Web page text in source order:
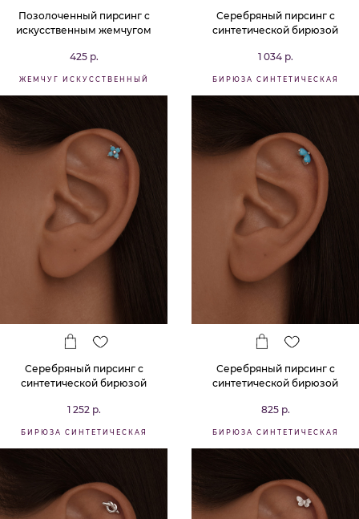
Позолоченный пирсинг с
искусственным жемчугом
425 р.
ЖЕМЧУГ ИСКУССТВЕННЫЙ
Серебряный пирсинг с
синтетической бирюзой
1 034 р.
БИРЮЗА СИНТЕТИЧЕСКАЯ
Серебряный пирсинг с
синтетической бирюзой
1 252 р.
БИРЮЗА СИНТЕТИЧЕСКАЯ
Серебряный пирсинг с
синтетической бирюзой
825 р.
БИРЮЗА СИНТЕТИЧЕСКАЯ